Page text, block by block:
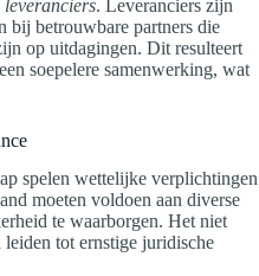
. Leveranciers zijn
bij betrouwbare partners die
op uitdagingen. Dit resulteert
soepelere samenwerking, wat
spelen wettelijke verplichtingen
moeten voldoen aan diverse
te waarborgen. Het niet
tot ernstige juridische